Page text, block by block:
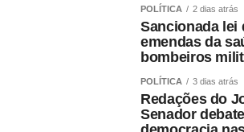
POLÍTICA 2 dias atrás
Sancionada lei
emendas da
bombeiros
POLÍTICA 3 dias atrás
Redações do
Senador